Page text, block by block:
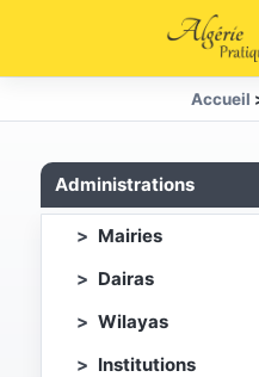
Accueil
Administrations
Mairies
Dairas
Wilayas
Institutions